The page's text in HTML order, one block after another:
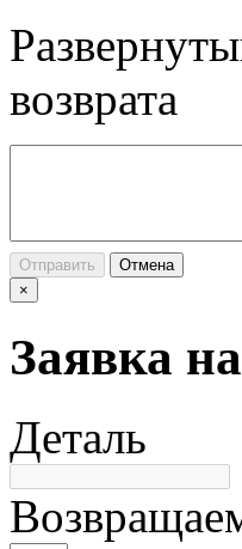
возврата
Отправить
Отмена
×
Заявка
Деталь